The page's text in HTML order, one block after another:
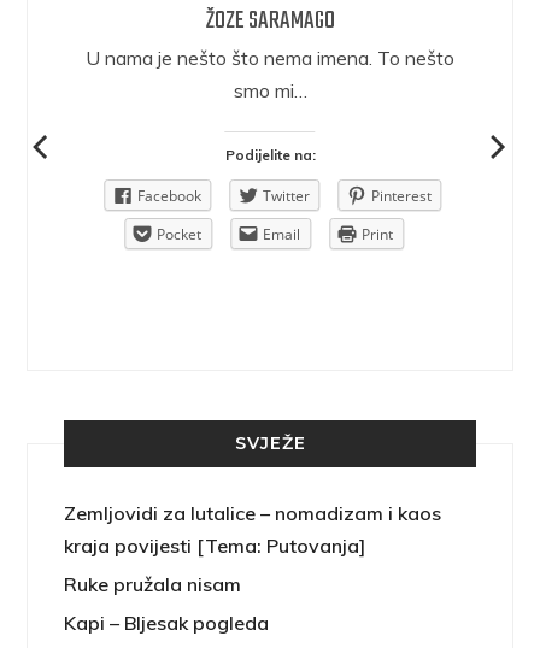
ŽOZE SARAMAGO
U nama je nešto što nema imena. To nešto
smo mi…
Podijelite na:
Facebook Twitter
Pinterest
Pocket
Email Print
SVJEŽE
Zemljovidi za lutalice – nomadizam i kaos
kraja povijesti [Tema: Putovanja]
Ruke pružala nisam
Kapi – Bljesak pogleda